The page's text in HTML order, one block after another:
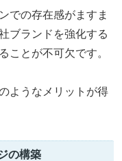
での存在感がますま
ブランドを強化する
ことが不可欠です。
ようなメリットが得
の構築